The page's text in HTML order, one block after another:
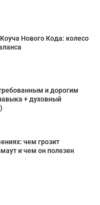
Нового Кода: колесо
и дорогим
+ духовный
чем грозит
и чем он полезен